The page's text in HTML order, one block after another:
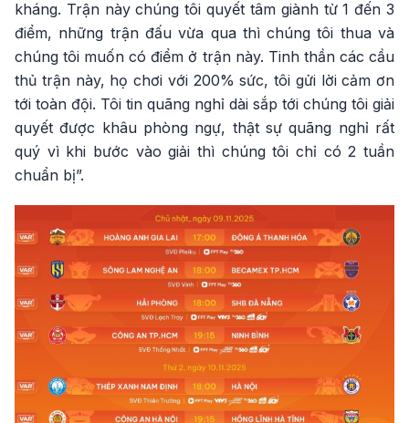
kháng. Trận này chúng tôi quyết tâm giành từ 1 đến 3
điểm, những trận đấu vừa qua thì chúng tôi thua và
chúng tôi muốn có điểm ở trận này. Tinh thần các cầu
thủ trận này, họ chơi với 200% sức, tôi gửi lời cảm ơn
tới toàn đội. Tôi tin quãng nghỉ dài sắp tới chúng tôi giải
quyết được khâu phòng ngự, thật sự quãng nghỉ rất
quý vì khi bước vào giải thì chúng tôi chỉ có 2 tuần
chuẩn bị”.